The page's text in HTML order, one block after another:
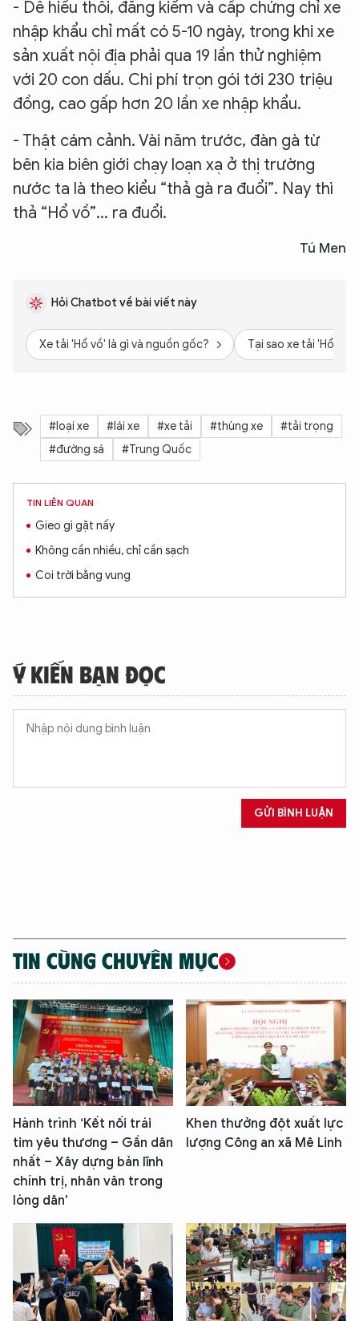
- Dễ hiểu thôi, đăng kiểm và cấp chứng chỉ xe
nhập khẩu chỉ mất có 5-10 ngày, trong khi xe
sản xuất nội địa phải qua 19 lần thử nghiệm
với 20 con dấu. Chi phí trọn gói tới 230 triệu
đồng, cao gấp hơn 20 lần xe nhập khẩu.
- Thật cám cảnh. Vài năm trước, đàn gà từ
bên kia biên giới chạy loạn xạ ở thị trường
nước ta là theo kiểu “thả gà ra đuổi”. Nay thì
thả “Hổ vồ”... ra đuổi.
Tú Men
Hỏi Chatbot về bài viết này
Xe tải 'Hổ vồ' là gì và nguồn gốc? Tại sao xe tải 'Hổ vồ'
#loại xe #lái xe #xe tải #thùng xe
#tải trọng
#đường sá
#Trung Quốc
TIN LIÊN QUAN
Gieo gì gặt nấy
Không cần nhiều, chỉ cần sạch
Coi trời bằng vung
Ý KIẾN BẠN ĐỌC
GỬI BÌNH LUẬN
TIN CÙNG CHUYÊN MỤC
Hành trình ‘Kết nối trái
tim yêu thương – Gần dân
nhất – Xây dựng bản lĩnh
chính trị, nhân văn trong
lòng dân’
Khen thưởng đột xuất lực
lượng Công an xã Mê Linh